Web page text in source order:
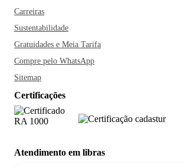
Carreiras
Sustentabilidade
Gratuidades e Meia Tarifa
Compre pelo WhatsApp
Sitemap
Certificações
Atendimento em libras